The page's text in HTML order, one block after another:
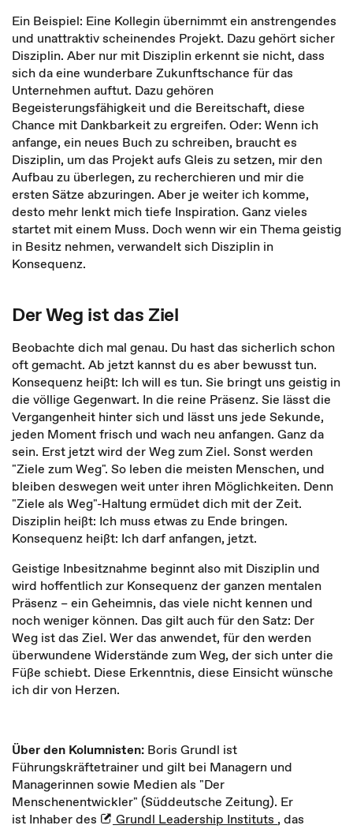
Ein Beispiel: Eine Kollegin übernimmt ein anstrengendes
und unattraktiv scheinendes Projekt. Dazu gehört sicher
Disziplin. Aber nur mit Disziplin erkennt sie nicht, dass
sich da eine wunderbare Zukunftschance für das
Unternehmen auftut. Dazu gehören
Begeisterungsfähigkeit und die Bereitschaft, diese
Chance mit Dankbarkeit zu ergreifen. Oder: Wenn ich
anfange, ein neues Buch zu schreiben, braucht es
Disziplin, um das Projekt aufs Gleis zu setzen, mir den
Aufbau zu überlegen, zu recherchieren und mir die
ersten Sätze abzuringen. Aber je weiter ich komme,
desto mehr lenkt mich tiefe Inspiration. Ganz vieles
startet mit einem Muss. Doch wenn wir ein Thema geistig
in Besitz nehmen, verwandelt sich Disziplin in
Konsequenz.
Der Weg ist das Ziel
Beobachte dich mal genau. Du hast das sicherlich schon
oft gemacht. Ab jetzt kannst du es aber bewusst tun.
Konsequenz heißt: Ich will es tun. Sie bringt uns geistig in
die völlige Gegenwart. In die reine Präsenz. Sie lässt die
Vergangenheit hinter sich und lässt uns jede Sekunde,
jeden Moment frisch und wach neu anfangen. Ganz da
sein. Erst jetzt wird der Weg zum Ziel. Sonst werden
"Ziele zum Weg". So leben die meisten Menschen, und
bleiben deswegen weit unter ihren Möglichkeiten. Denn
"Ziele als Weg"-Haltung ermüdet dich mit der Zeit.
Disziplin heißt: Ich muss etwas zu Ende bringen.
Konsequenz heißt: Ich darf anfangen, jetzt.
Geistige Inbesitznahme beginnt also mit Disziplin und
wird hoffentlich zur Konsequenz der ganzen mentalen
Präsenz – ein Geheimnis, das viele nicht kennen und
noch weniger können. Das gilt auch für den Satz: Der
Weg ist das Ziel. Wer das anwendet, für den werden
überwundene Widerstände zum Weg, der sich unter die
Füße schiebt. Diese Erkenntnis, diese Einsicht wünsche
ich dir von Herzen.
Über den Kolumnisten: Boris Grundl ist
Führungskräftetrainer und gilt bei Managern und
Managerinnen sowie Medien als "Der
Menschenentwickler" (Süddeutsche Zeitung). Er
ist Inhaber des
Grundl Leadership Instituts , das